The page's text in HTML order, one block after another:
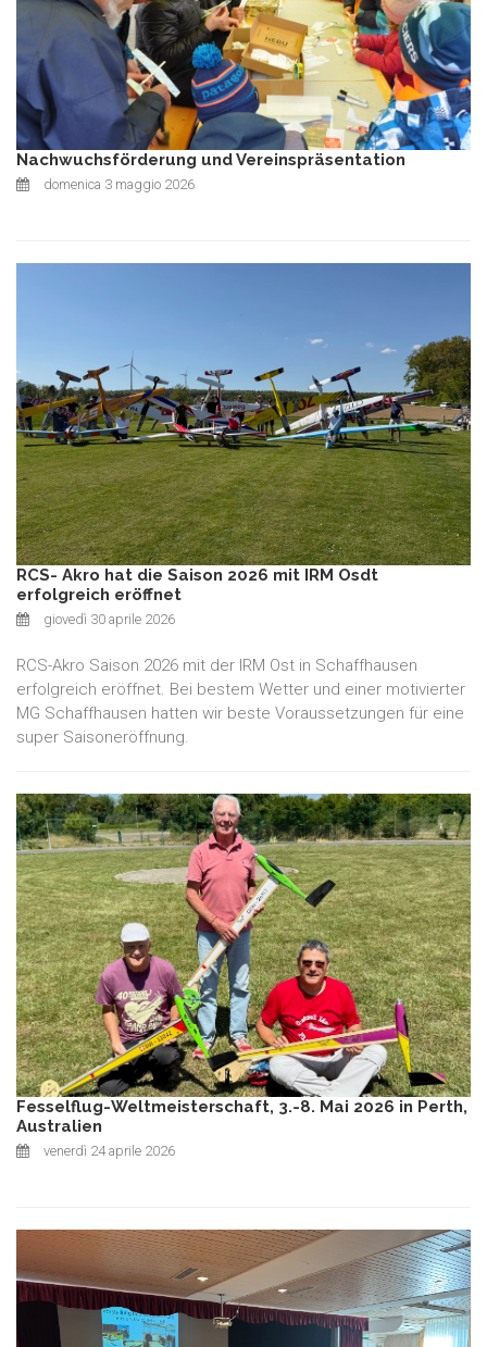
Nachwuchsförderung und Vereinspräsentation
domenica 3 maggio 2026
RCS- Akro hat die Saison 2026 mit IRM Osdt
erfolgreich eröffnet
giovedì 30 aprile 2026
RCS-Akro Saison 2026 mit der IRM Ost in Schaffhausen
erfolgreich eröffnet. Bei bestem Wetter und einer motivierter
MG Schaffhausen hatten wir beste Voraussetzungen für eine
super Saisoneröffnung.
Fesselflug-Weltmeisterschaft, 3.-8. Mai 2026 in Perth,
Australien
venerdì 24 aprile 2026